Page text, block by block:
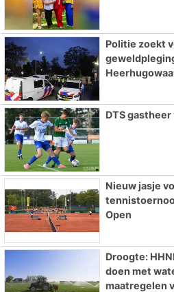
Politie zoekt
DTS
Nieuw jasje
Open
Droogte:
doen met
maatregelen